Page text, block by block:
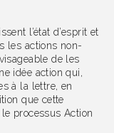
l’état d’esprit et
les actions non-
de les
idée action qui,
à la lettre, en
que cette
processus Action